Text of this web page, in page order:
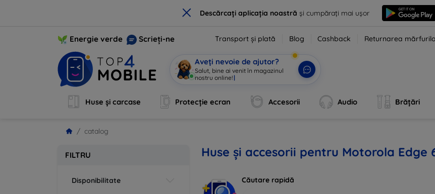
× Descărcați aplicația noastră și cumpărați mai ușor
Energie verde Scrieți-ne Transport și plată Blog Cashback Returnarea
Aveți nevoie de ajutor?
Salut, bine ai venit în magazinul
nostru online!|
Huse și carcase Protecție ecran Accesorii Audio Brățări
catalog
FILTRU
Disponibilitate
Huse și accesorii pentru Motorola Edge
Căutare rapidă